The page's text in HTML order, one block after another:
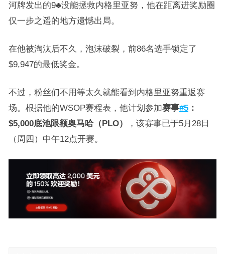
河牌发出的9♣没能拯救内格里亚努，他在距离进奖励圈
仅一步之遥的地方遗憾出局。
在他被淘汰后不久，泡沫破裂，前86名选手锁定了
$9,947的最低奖金。
不过，粉丝们不用等太久就能看到内格里亚努重返赛
场。根据他的WSOP赛程表，他计划参加赛事#5：
$5,000底池限额奥马哈（PLO）
，该赛事已于5月28日
（周四）中午12点开赛。